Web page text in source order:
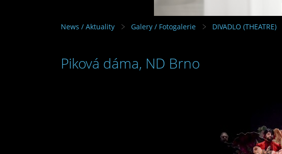
News / Aktuality Galery / Fotogalerie DIVADLO (THEATRE)
Piková dáma, ND Brno